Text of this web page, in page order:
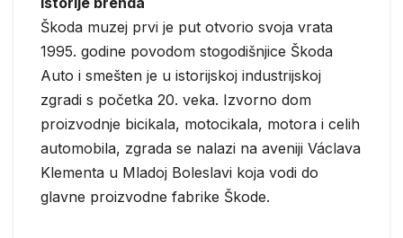
Škoda muzej prvi je put otvorio svoja vrata
1995. godine povodom stogodišnjice Škoda
Auto i smešten je u istorijskoj industrijskoj
zgradi s početka 20. veka. Izvorno dom
proizvodnje bicikala, motocikala, motora i celih
automobila, zgrada se nalazi na aveniji Václava
Klementa u Mladoj Boleslavi koja vodi do
glavne proizvodne fabrike Škode.